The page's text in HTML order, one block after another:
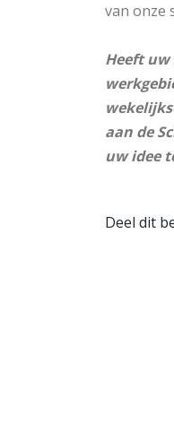
van onze
Heeft
aan de
uw idee
Deel dit